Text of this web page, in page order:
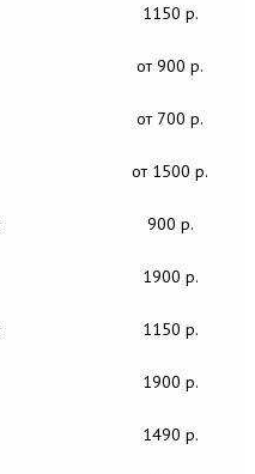
1150 р.
от 900 р.
от 700 р.
от 1500 р.
900 р.
1900 р.
1150 р.
1900 р.
1490 р.